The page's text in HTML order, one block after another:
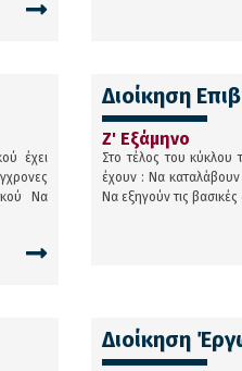
έχει
Να
Διοίκηση
Ζ' Εξάμηνο
Στο τέλος του κύκλου
έχουν : Να καταλάβουν
Να εξηγούν τις
Διοίκηση